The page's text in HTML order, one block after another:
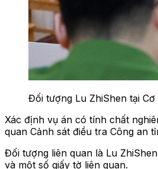
Đối tượng Lu ZhiShen tại
Xác định vụ án có tính chất
quan Cảnh sát điều tra Công an
Đối tượng liên quan là Lu
và một số giấy tờ liên quan.